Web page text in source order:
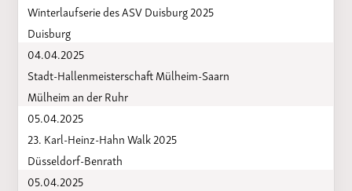
Winterlaufserie des ASV Duisburg 2025
Duisburg
04.04.2025
Stadt-Hallenmeisterschaft Mülheim-Saarn
Mülheim an der Ruhr
05.04.2025
23. Karl-Heinz-Hahn Walk 2025
Düsseldorf-Benrath
05.04.2025